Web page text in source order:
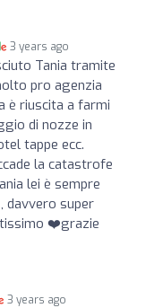
3 years ago
Tania tramite
pro agenzia
è riuscita a farmi
di nozze in
tappe ecc.
la catastrofe
lei è sempre
davvero super
❤️grazie
3 years ago